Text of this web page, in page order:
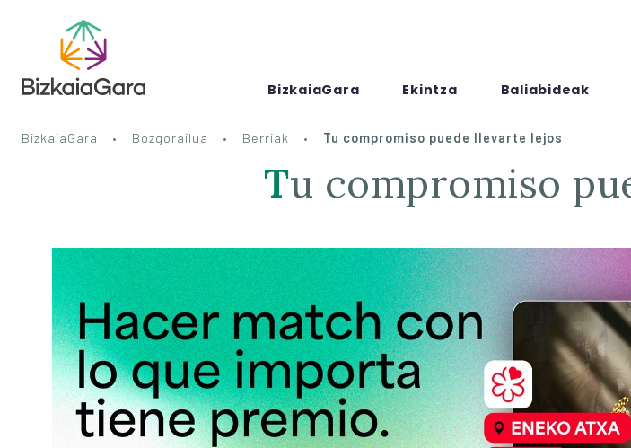
BizkaiaGara Ekintza Baliabideak
BizkaiaGara Bozgorailua Berriak Tu compromiso puede llevarte lejos
Tu compromiso